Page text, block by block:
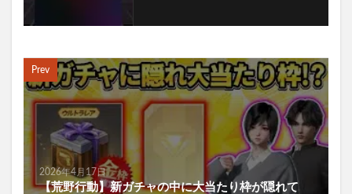
Prev
2026年4月17日
【荒野行動】新ガチャの中に大当たり枠が隠れて